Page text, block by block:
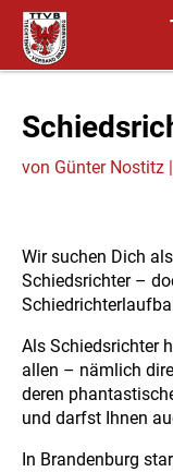
von Günter Nostitz |
Wir suchen Dich
Schiedsrichter –
Als Schiedsrichter
allen – nämlich
deren
und darfst Ihnen
In Brandenburg